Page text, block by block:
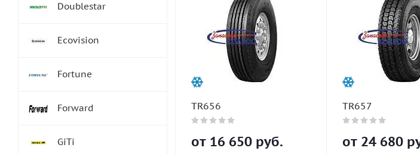
TR656
от 16 650 руб.
TR657
от 24 680
Doublestar
Ecovision
Fortune
Forward
GiTi